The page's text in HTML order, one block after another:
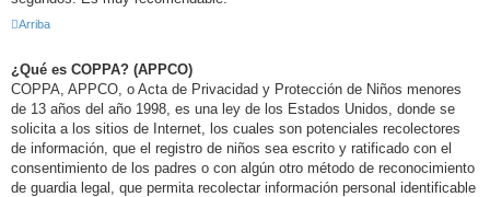
Arriba
¿Qué es COPPA? (APPCO)
COPPA, APPCO, o Acta de Privacidad y Protección de Niños menores
de 13 años del año 1998, es una ley de los Estados Unidos, donde se
solicita a los sitios de Internet, los cuales son potenciales recolectores
de información, que el registro de niños sea escrito y ratificado con el
consentimiento de los padres o con algún otro método de reconocimiento
de guardia legal, que permita recolectar información personal identificable